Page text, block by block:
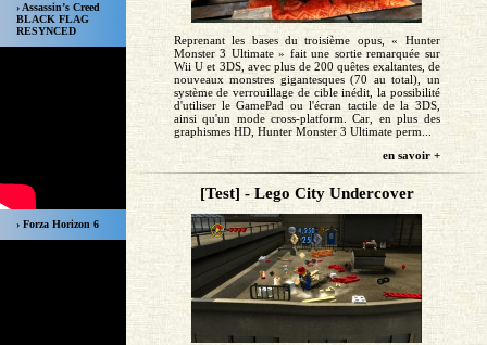
› Assassin’s Creed
BLACK FLAG
RESYNCED
› Forza Horizon 6
Reprenant les bases du troisième opus, « Hunter
Monster 3 Ultimate » fait une sortie remarquée sur
Wii U et 3DS, avec plus de 200 quêtes exaltantes, de
nouveaux monstres gigantesques (70 au total), un
système de verrouillage de cible inédit, la possibilité
d'utiliser le GamePad ou l'écran tactile de la 3DS,
ainsi qu'un mode cross-platform. Car, en plus des
graphismes HD, Hunter Monster 3 Ultimate perm...
en savoir +
[Test] - Lego City Undercover